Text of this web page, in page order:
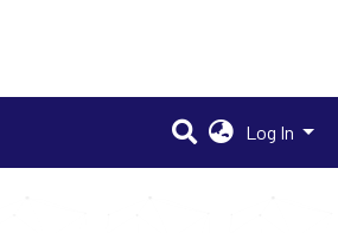
Log In